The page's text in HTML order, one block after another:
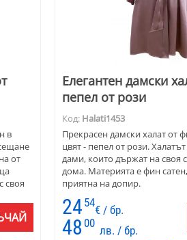
в
от
своя
го
и
Елегантен дамски
пепел от рози
Код: Halati1453
Прекрасен дамски халат от
цвят - пепел от рози.
дами, които държат на своя
дома. Материята е фин
приятна на допир.
24 54
€ / бр.
48 00
лв. / бр.